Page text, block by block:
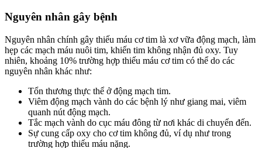
Nguyên nhân gây bệnh
Nguyên nhân chính gây thiếu máu cơ tim là xơ vữa động mạch, làm
hẹp các mạch máu nuôi tim, khiến tim không nhận đủ oxy. Tuy
nhiên, khoảng 10% trường hợp thiếu máu cơ tim có thể do các
nguyên nhân khác như:
Tổn thương thực thể ở động mạch tim.
Viêm động mạch vành do các bệnh lý như giang mai, viêm
quanh nút động mạch.
Tắc mạch vành do cục máu đông từ nơi khác di chuyển đến.
Sự cung cấp oxy cho cơ tim không đủ, ví dụ như trong
trường hợp thiếu máu nặng.